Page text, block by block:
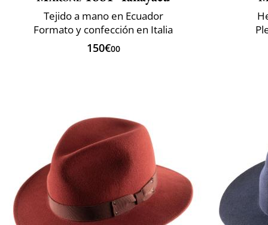
Tejido a mano en Ecuador
Formato y confección en Italia
150€00